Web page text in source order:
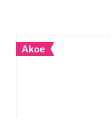
Akce